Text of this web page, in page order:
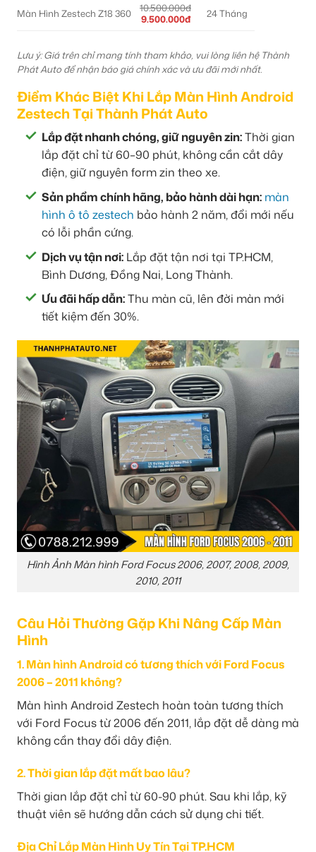
Màn Hình Zestech Z18 360
10.500.000đ
9.500.000đ
24 Tháng
Lưu ý: Giá trên chỉ mang tính tham khảo, vui lòng liên hệ Thành
Phát Auto để nhận báo giá chính xác và ưu đãi mới nhất.
Điểm Khác Biệt Khi Lắp Màn Hình Android
Zestech Tại Thành Phát Auto
Lắp đặt nhanh chóng, giữ nguyên zin:Thời gian
lắp đặt chỉ từ 60–90 phút, không cần cắt dây
điện, giữ nguyên form zin theo xe.
Sản phẩm chính hãng, bảo hành dài hạn: màn
hình ô tô zestech bảo hành 2 năm, đổi mới nếu
có lỗi phần cứng.
Dịch vụ tận nơi: Lắp đặt tận nơi tại TP.HCM,
Bình Dương, Đồng Nai, Long Thành.
Ưu đãi hấp dẫn:Thu màn cũ, lên đời màn mới
tiết kiệm đến 30%.
Hình Ảnh Màn hình Ford Focus 2006, 2007, 2008, 2009,
2010, 2011
Câu Hỏi Thường Gặp Khi Nâng Cấp Màn
Hình
1. Màn hình Android có tương thích với Ford Focus
2006 – 2011 không?
Màn hình Android Zestech hoàn toàn tương thích
với Ford Focus từ 2006 đến 2011, lắp đặt dễ dàng mà
không cần thay đổi dây điện.
2. Thời gian lắp đặt mất bao lâu?
Thời gian lắp đặt chỉ từ 60-90 phút. Sau khi lắp, kỹ
thuật viên sẽ hướng dẫn cách sử dụng chi tiết.
Địa Chỉ Lắp Màn Hình Uy Tín Tại TP.HCM